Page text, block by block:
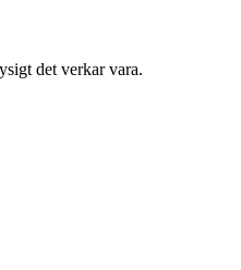
det verkar vara.